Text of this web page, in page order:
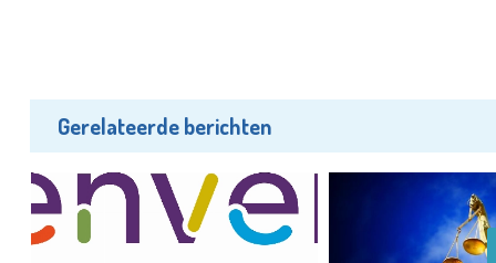
Gerelateerde berichten